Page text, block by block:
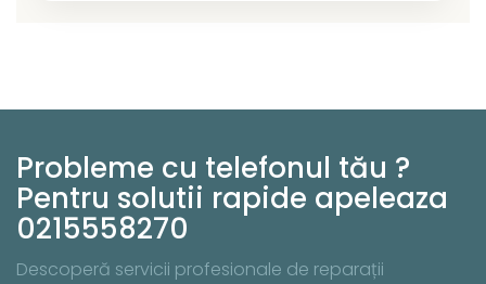
Probleme cu telefonul tău ?
Pentru solutii rapide apeleaza
0215558270
Descoperă servicii profesionale de reparații